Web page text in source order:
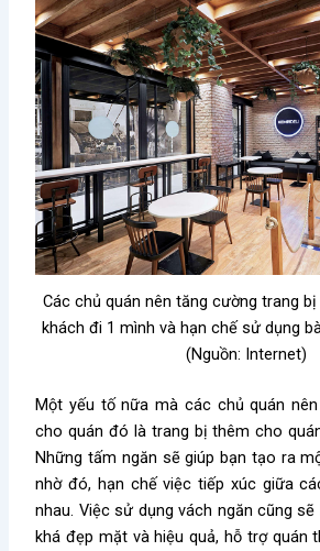
Các chủ quán nên tăng cường trang
khách đi 1 mình và hạn chế sử dụng
(Nguồn: Internet)
Một yếu tố nữa mà các chủ quán
cho quán đó là trang bị thêm cho
Những tấm ngăn sẽ giúp bạn tạo ra
nhờ đó, hạn chế việc tiếp xúc giữa
nhau. Việc sử dụng vách ngăn cũng
khá đẹp mặt và hiệu quả, hỗ trợ quán